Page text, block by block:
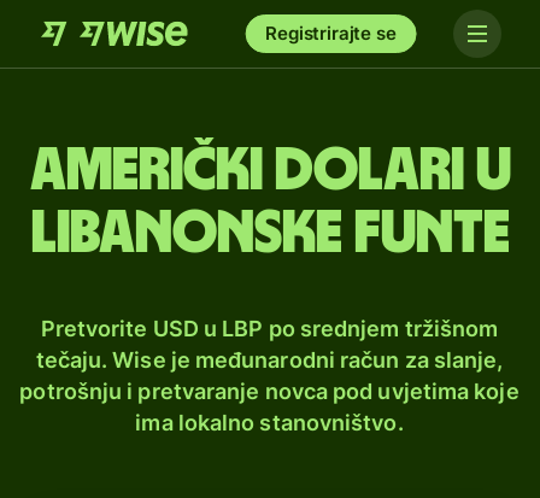
Registrirajte se
Američki dolari u
libanonske funte
Pretvorite USD u LBP po srednjem tržišnom
tečaju. Wise je međunarodni račun za slanje,
potrošnju i pretvaranje novca pod uvjetima koje
ima lokalno stanovništvo.